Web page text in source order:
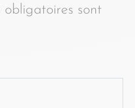
obligatoires sont